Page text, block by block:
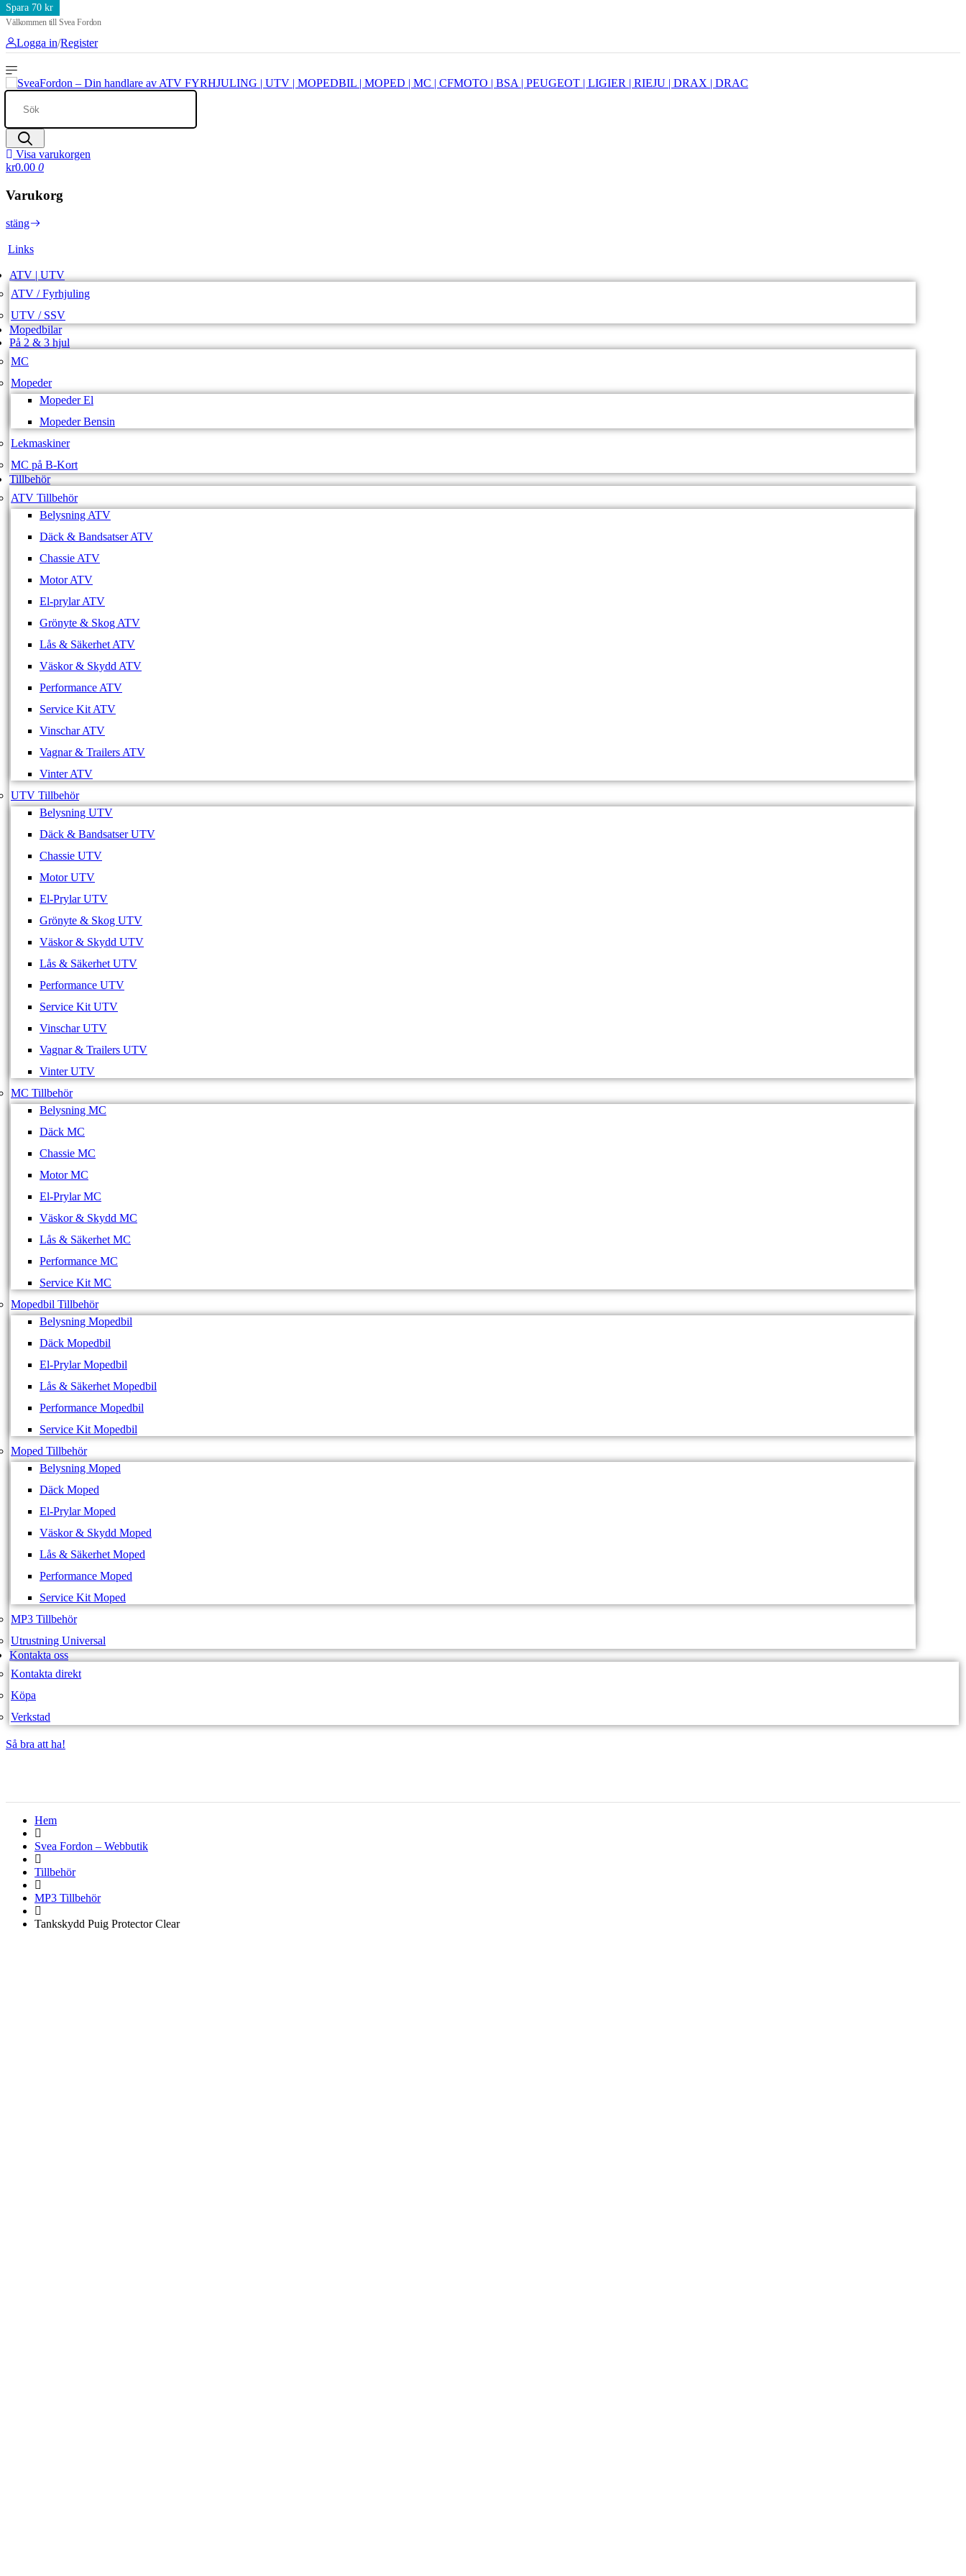
Välkommen till Svea Fordon
Logga in/Register
Visa varukorgen
kr0.00 0
Varukorg
stäng
Links
ATV | UTV
ATV / Fyrhjuling
UTV / SSV
Mopedbilar
På 2 & 3 hjul
MC
Mopeder
Mopeder El
Mopeder Bensin
Lekmaskiner
MC på B-Kort
Tillbehör
ATV Tillbehör
Belysning ATV
Däck & Bandsatser ATV
Chassie ATV
Motor ATV
El-prylar ATV
Grönyte & Skog ATV
Lås & Säkerhet ATV
Väskor & Skydd ATV
Performance ATV
Service Kit ATV
Vinschar ATV
Vagnar & Trailers ATV
Vinter ATV
UTV Tillbehör
Belysning UTV
Däck & Bandsatser UTV
Chassie UTV
Motor UTV
El-Prylar UTV
Grönyte & Skog UTV
Väskor & Skydd UTV
Lås & Säkerhet UTV
Performance UTV
Service Kit UTV
Vinschar UTV
Vagnar & Trailers UTV
Vinter UTV
MC Tillbehör
Belysning MC
Däck MC
Chassie MC
Motor MC
El-Prylar MC
Väskor & Skydd MC
Lås & Säkerhet MC
Performance MC
Service Kit MC
Mopedbil Tillbehör
Belysning Mopedbil
Däck Mopedbil
El-Prylar Mopedbil
Lås & Säkerhet Mopedbil
Performance Mopedbil
Service Kit Mopedbil
Moped Tillbehör
Belysning Moped
Däck Moped
El-Prylar Moped
Väskor & Skydd Moped
Lås & Säkerhet Moped
Performance Moped
Service Kit Moped
MP3 Tillbehör
Utrustning Universal
Kontakta oss
Kontakta direkt
Köpa
Verkstad
Så bra att ha!
Hem
Svea Fordon – Webbutik
Tillbehör
MP3 Tillbehör
Tankskydd Puig Protector Clear
Spara 70 kr